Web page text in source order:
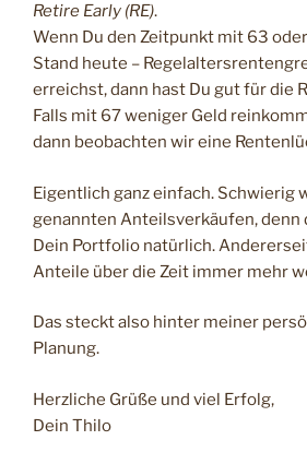
Retire Early (RE).
Wenn Du den Zeitpunkt mit 63
Stand heute –
erreichst, dann hast Du gut für die
Falls mit 67 weniger Geld
dann beobachten wir eine
Eigentlich ganz einfach. Schwierig
genannten Anteilsverkäufen,
Dein Portfolio natürlich.
Anteile über die Zeit immer mehr
Das steckt also hinter meiner
Planung.
Herzliche Grüße und viel Erfolg,
Dein Thilo